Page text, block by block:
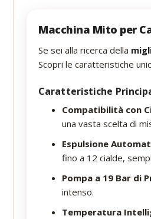
Macchina Mito per
Se sei alla ricerca della
Scopri le caratteristiche
Caratteristiche
Compatibilità con
una vasta scelta di
Espulsione
fino a 12 cialde,
Pompa a 19 Bar di
intenso.
Temperatura